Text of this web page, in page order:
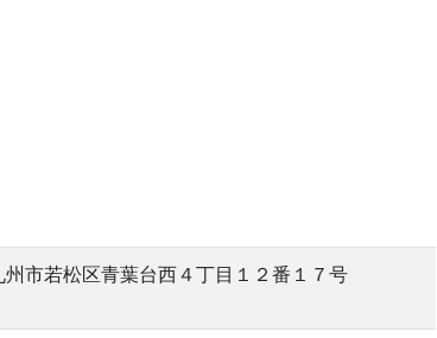
州市若松区青葉台西４丁目１２番１７号